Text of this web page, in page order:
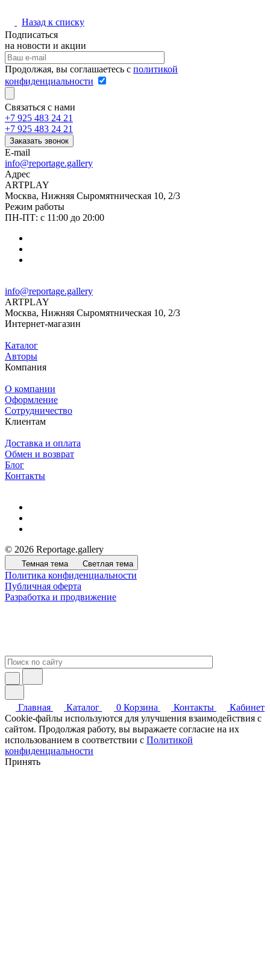
Назад к списку
Подписаться
на новости и акции
Продолжая, вы соглашаетесь с политикой
конфиденциальности
Связаться с нами
+7 925 483 24 21
+7 925 483 24 21
Заказать звонок
E-mail
info@reportage.gallery
Адрес
ARTPLAY
Москва, Нижняя Сыромятническая 10, 2/3
Режим работы
ПН-ПТ: с 11:00 до 20:00
info@reportage.gallery
ARTPLAY
Москва, Нижняя Сыромятническая 10, 2/3
Интернет-магазин
Каталог
Авторы
Компания
О компании
Оформление
Сотрудничество
Клиентам
Доставка и оплата
Обмен и возврат
Блог
Контакты
© 2026 Reportage.gallery
Темная тема Светлая тема
Политика конфиденциальности
Публичная оферта
Разработка и продвижение
Главная Каталог 0 Корзина Контакты
Кабинет
Cookie-файлы используются для улучшения взаимодействия с
сайтом. Продолжая работу, вы выражаете согласие на их
использованием в соответствии с Политикой
конфиденциальности
Принять